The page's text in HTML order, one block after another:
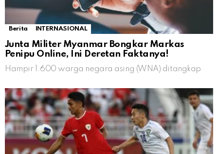
Berita INTERNASIONAL
Junta Militer Myanmar Bongkar Markas
Penipu Online, Ini Deretan Faktanya!
Hampir 1.600 warga negara asing (WNA) ditangkap